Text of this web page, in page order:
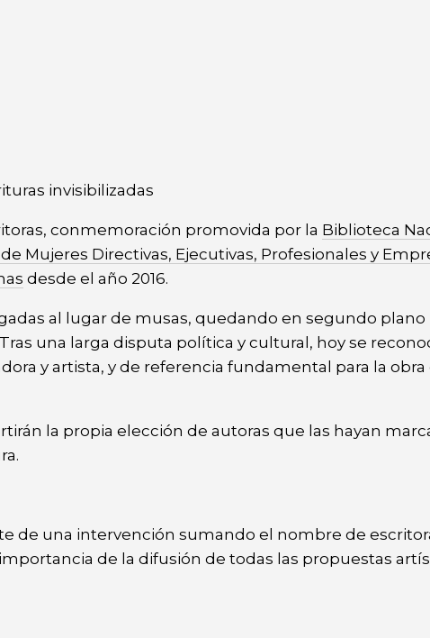
invisibilizadas
conmemoración promovida por la Biblioteca
Mujeres Directivas, Ejecutivas, Profesionales y
desde el año 2016.
al lugar de musas, quedando en segundo plano
una larga disputa política y cultural, hoy se
y artista, y de referencia fundamental para la obra
la propia elección de autoras que las hayan
de una intervención sumando el nombre de
de la difusión de todas las propuestas